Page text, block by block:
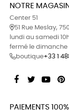
NOTRE
Center 51
51 Rue Meslay,
lundi au samedi
fermé le dimanche
boutique+33 1
Facebook
Twitter
PAIEMENTS